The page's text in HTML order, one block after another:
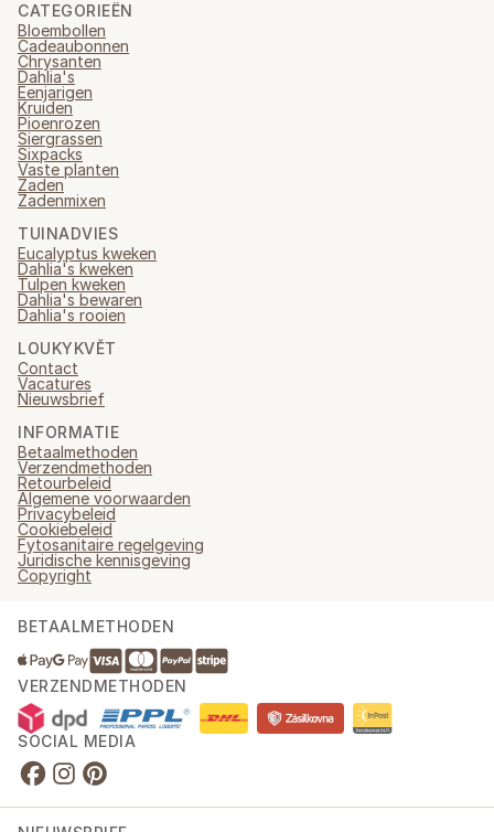
CATEGORIEËN
Bloembollen
Cadeaubonnen
Chrysanten
Dahlia's
Eenjarigen
Kruiden
Pioenrozen
Siergrassen
Sixpacks
Vaste planten
Zaden
Zadenmixen
TUINADVIES
Eucalyptus kweken
Dahlia's kweken
Tulpen kweken
Dahlia's bewaren
Dahlia's rooien
LOUKYKVĚT
Contact
Vacatures
Nieuwsbrief
INFORMATIE
Betaalmethoden
Verzendmethoden
Retourbeleid
Algemene voorwaarden
Privacybeleid
Cookiebeleid
Fytosanitaire regelgeving
Juridische kennisgeving
Copyright
BETAALMETHODEN
VERZENDMETHODEN
SOCIAL MEDIA